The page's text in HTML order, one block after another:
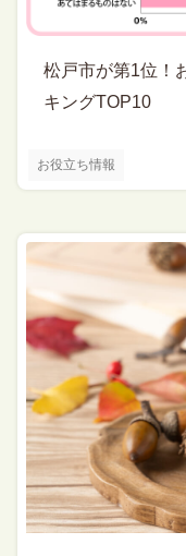
お役立ち情報
松戸市が第1位！
キングTOP10